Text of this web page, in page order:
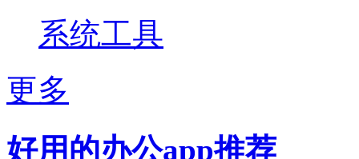
系统工具
更多
好用的办公app推荐